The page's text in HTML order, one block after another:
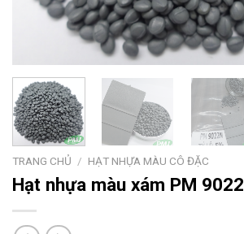
TRANG CHỦ / HẠT NHỰA MÀU CÔ ĐẶC
Hạt nhựa màu xám PM 9022